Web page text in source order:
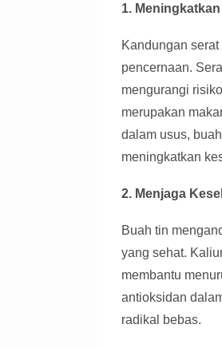
1.
Kandungan
pencernaan.
mengurangi
merupakan
dalam usus,
meningkatkan
2. Menjaga
Buah tin
yang sehat.
membantu
antioksidan
radikal bebas.